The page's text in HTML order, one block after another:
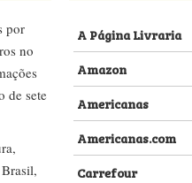
por
no
de sete
A Página Livraria
Amazon
Americanas
Americanas.com
Carrefour